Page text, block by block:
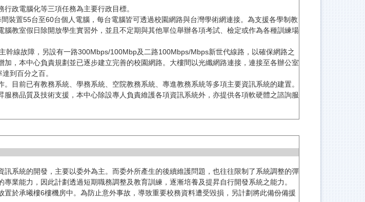
政電腦化等三項任務為主要行政目標。
裝置55台至60台個人電腦，每台電腦皆可透過校園網路與台灣學術網連接。為支援各學制教
教室假日除開放學生實習外，並且不定期與其他單位舉辦各項考試、檢定或作為各種訓練場
線故障，另設有一路300Mbps/100Mbp及二路100Mbps/Mbps新世代線路，以確保網路之
，本中心負責規劃並已逐步建立完善的校園網路。大樓間以光纖網路連接，連接至各辦公室
到百分之百。
目前已有教務系統、學務系統、空院教務系統、專進教務系統等多項主要資訊系統的建置。
務品質及技術支援，本中心除設專人負責維護各項資訊系統外，亦提供各項軟硬體之諮詢服
系統的開發，主要以委外為主。而委外所產生的後續維護問題，也往往限制了系統調整的彈
業能力，因此計劃透過短期職務調整及教育訓練，逐漸培養及提昇自行開發系統之能力。
於承曦樓6樓機房中。為防止意外事故，導致重要校務資料遭受毀損，另計劃將此備份備援